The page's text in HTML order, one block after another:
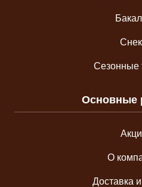
Сезонные
Основные
О
Доставка